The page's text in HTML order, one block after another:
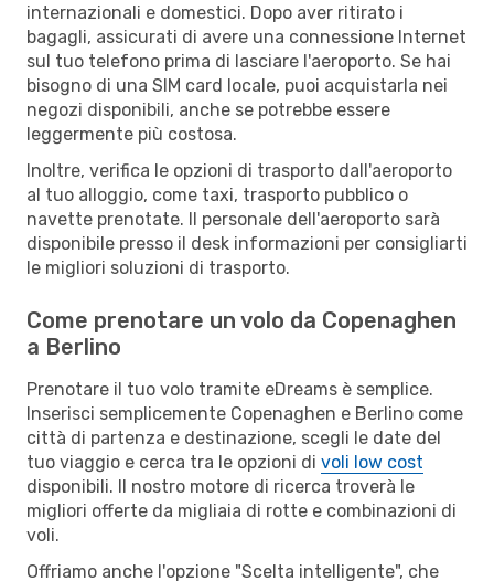
internazionali e domestici. Dopo aver ritirato i
bagagli, assicurati di avere una connessione Internet
sul tuo telefono prima di lasciare l'aeroporto. Se hai
bisogno di una SIM card locale, puoi acquistarla nei
negozi disponibili, anche se potrebbe essere
leggermente più costosa.
Inoltre, verifica le opzioni di trasporto dall'aeroporto
al tuo alloggio, come taxi, trasporto pubblico o
navette prenotate. Il personale dell'aeroporto sarà
disponibile presso il desk informazioni per consigliarti
le migliori soluzioni di trasporto.
Come prenotare un volo da Copenaghen
a Berlino
Prenotare il tuo volo tramite eDreams è semplice.
Inserisci semplicemente Copenaghen e Berlino come
città di partenza e destinazione, scegli le date del
tuo viaggio e cerca tra le opzioni di voli low cost
disponibili. Il nostro motore di ricerca troverà le
migliori offerte da migliaia di rotte e combinazioni di
voli.
Offriamo anche l'opzione "Scelta intelligente", che